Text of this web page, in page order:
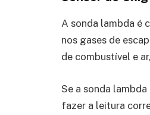
A sonda lambda é
nos gases de
de combustível e
Se a sonda
fazer a leitura